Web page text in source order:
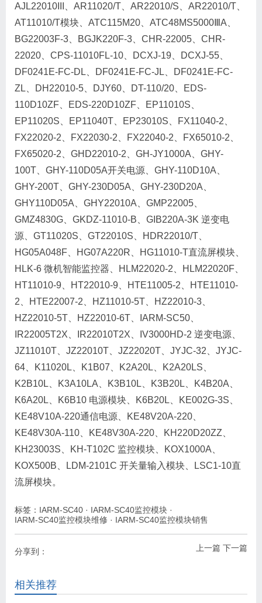
AJL22010III、AR11020/T、AR22010/S、AR22010/T、
AT11010/T模块、ATC115M20、ATC48MS5000ⅢA、
BG22003F-3、BGJK220F-3、CHR-22005、CHR-
22020、CPS-11010FL-10、DCXJ-19、DCXJ-55、
DF0241E-FC-DL、DF0241E-FC-JL、DF0241E-FC-
ZL、DH22010-5、DJY60、DT-110/20、EDS-
110D10ZF、EDS-220D10ZF、EP11010S、
EP11020S、EP11040T、EP23010S、FX11040-2、
FX22020-2、FX22030-2、FX22040-2、FX65010-2、
FX65020-2、GHD22010-2、GH-JY1000A、GHY-
100T、GHY-110D05A开关电源、GHY-110D10A、
GHY-200T、GHY-230D05A、GHY-230D20A、
GHY110D05A、GHY22010A、GMP22005、
GMZ4830G、GKDZ-11010-B、GIB220A-3K 逆变电
源、GT11020S、GT22010S、HDR22010/T、
HG05A048F、HG07A220R、HG11010-T直流屏模块、
HLK-6 微机智能监控器、HLM22020-2、HLM22020F、
HT11010-9、HT22010-9、HTE11005-2、HTE11010-
2、HTE22007-2、HZ11010-5T、HZ22010-3、
HZ22010-5T、HZ22010-6T、IARM-SC50、
IR22005T2X、IR22010T2X、IV3000HD-2 逆变电源、
JZ11010T、JZ22010T、JZ22020T、JYJC-32、JYJC-
64、K11020L、K1B07、K2A20L、K2A20LS、
K2B10L、K3A10LA、K3B10L、K3B20L、K4B20A、
K6A20L、K6B10 电源模块、K6B20L、KE002G-3S、
KE48V10A-220通信电源、KE48V20A-220、
KE48V30A-110、KE48V30A-220、KH220D20ZZ、
KH23003S、KH-T102C 监控模块、KOX1000A、
KOX500B、LDM-2101C 开关量输入模块、LSC1-10直
流屏模块。
标签： IARM-SC40 · IARM-SC40监控模块 ·
IARM-SC40监控模块维修 · IARM-SC40监控模块销售
上一篇 下一篇
分享到：
相关推荐